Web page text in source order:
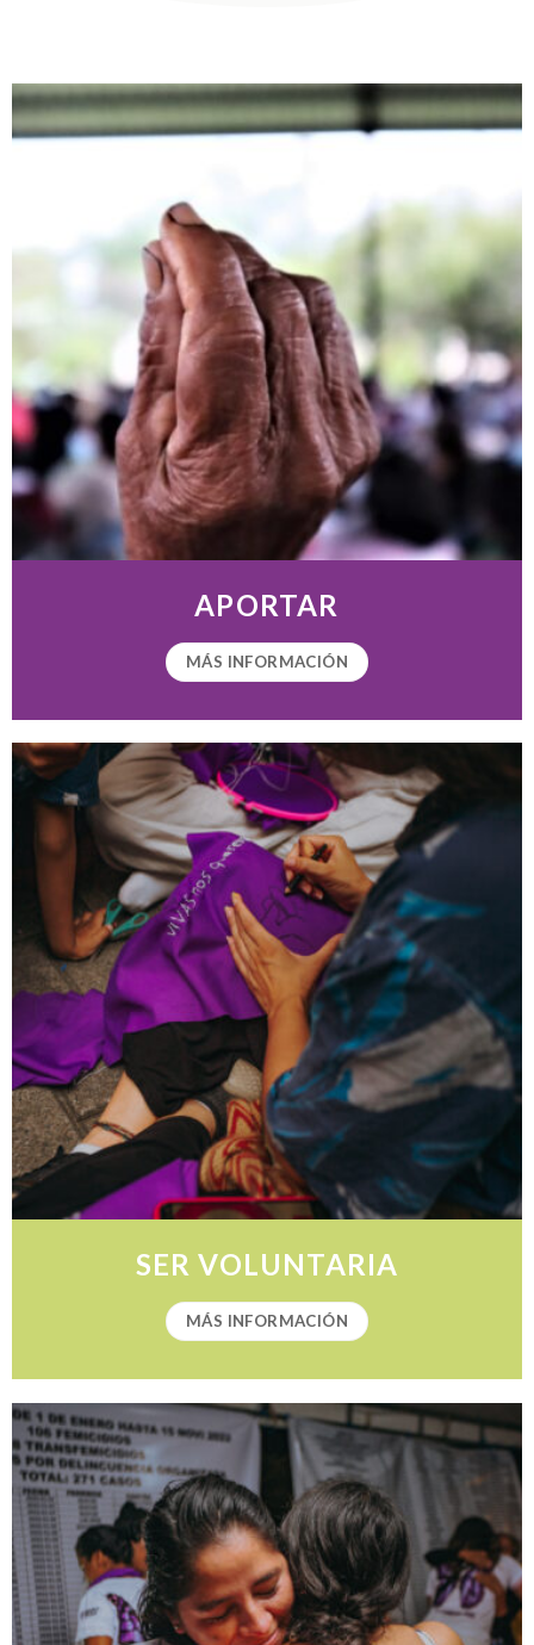
APORTAR
MÁS INFORMACIÓN
SER VOLUNTARIA
MÁS INFORMACIÓN